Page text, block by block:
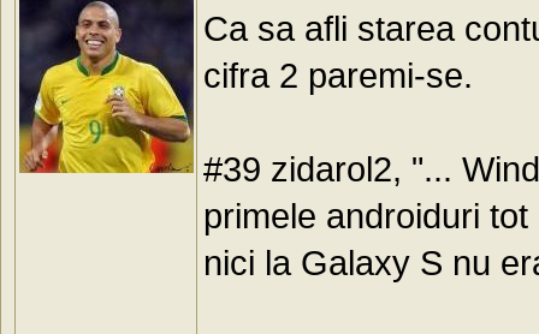
Ca sa afli starea
cifra 2 paremi-se.
#39 zidarol2, "...
primele androiduri
nici la Galaxy S nu